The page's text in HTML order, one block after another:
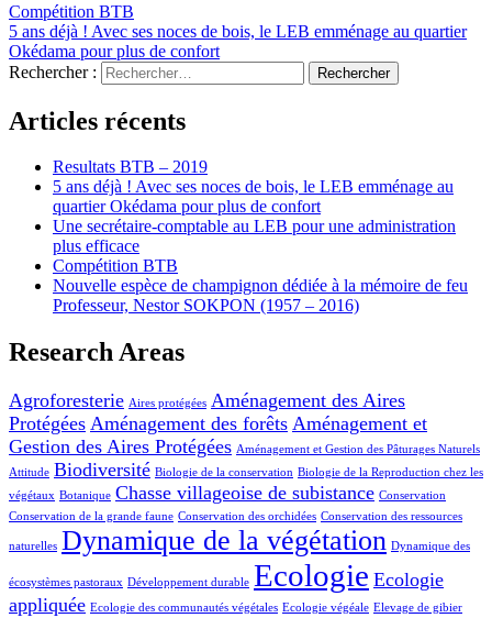
Compétition BTB
5 ans déjà ! Avec ses noces de bois, le LEB emménage au quartier
Okédama pour plus de confort
Rechercher :
Articles récents
Resultats BTB – 2019
5 ans déjà ! Avec ses noces de bois, le LEB emménage au
quartier Okédama pour plus de confort
Une secrétaire-comptable au LEB pour une administration
plus efficace
Compétition BTB
Nouvelle espèce de champignon dédiée à la mémoire de feu
Professeur, Nestor SOKPON (1957 – 2016)
Research Areas
Agroforesterie Aires protégées Aménagement des Aires
Protégées Aménagement des forêts Aménagement et
Gestion des Aires Protégées Aménagement et Gestion des Pâturages Naturels
Attitude Biodiversité Biologie de la conservation Biologie de la Reproduction chez les
végétaux Botanique Chasse villageoise de subistance Conservation
Conservation de la grande faune Conservation des orchidées Conservation des ressources
naturelles Dynamique de la végétation Dynamique des
écosystèmes pastoraux Développement durable Ecologie Ecologie
appliquée Ecologie des communautés végétales Ecologie végéale Elevage de gibier